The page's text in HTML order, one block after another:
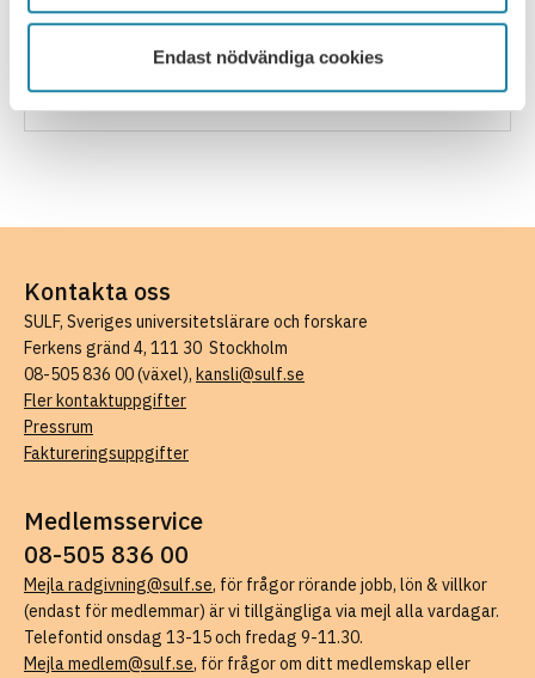
Endast nödvändiga cookies
Annual meeting documentation/
Contact us/Kontakta oss
Kontakta oss
SULF, Sveriges universitetslärare och forskare
Ferkens gränd 4, 111 30 Stockholm
08-505 836 00 (växel), kansli@sulf.se
Fler kontaktuppgifter
Pressrum
Faktureringsuppgifter
Medlemsservice
08-505 836 00
Mejla radgivning@sulf.se, för frågor rörande jobb, lön & villkor
(endast för medlemmar) är vi tillgängliga via mejl alla vardagar.
Telefontid onsdag 13-15 och fredag 9-11.30.
Mejla medlem@sulf.se, för frågor om ditt medlemskap eller